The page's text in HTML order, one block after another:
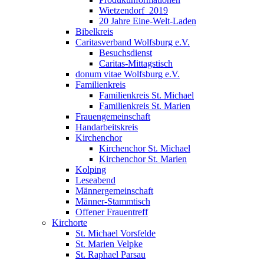
Wietzendorf_2019
20 Jahre Eine-Welt-Laden
Bibelkreis
Caritasverband Wolfsburg e.V.
Besuchsdienst
Caritas-Mittagstisch
donum vitae Wolfsburg e.V.
Familienkreis
Familienkreis St. Michael
Familienkreis St. Marien
Frauengemeinschaft
Handarbeitskreis
Kirchenchor
Kirchenchor St. Michael
Kirchenchor St. Marien
Kolping
Leseabend
Männergemeinschaft
Männer-Stammtisch
Offener Frauentreff
Kirchorte
St. Michael Vorsfelde
St. Marien Velpke
St. Raphael Parsau